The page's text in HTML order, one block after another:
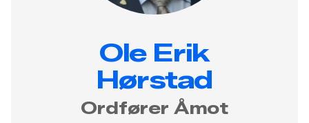
Ole Erik
Hørstad
Ordfører Åmot